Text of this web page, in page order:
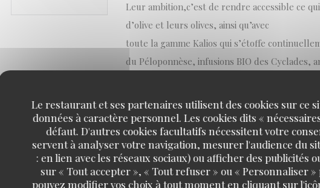
Le restaurant et ses partenaires utilisent des cookies sur ce
données à caractère personnel. Les cookies dits «
défaut. D'autres cookies facultatifs nécessitent votre
servent à analyser votre navigation, mesurer l'audience du
: en lien avec les réseaux sociaux) ou afficher des publicités
sur « Tout accepter », « Tout refuser » ou « Personnaliser
pouvez modifier vos choix à tout moment en cliquant sur
Leur ambition,c’est de rendre accessible ce
d’olive et leurs olives, ainsi qu’avec
toute la gamme Kalios qui s’étoffe
du Péloponnèse, infusions BIO des Cyclades,
des recettes exclusives Kalios et offrir le
L’oncle Aris s’occupe de toute la production
olives sont ramassé à la main dans le respect
Ils ont choisi de développer une gamme de
petits producteurs grecs artisanaux,